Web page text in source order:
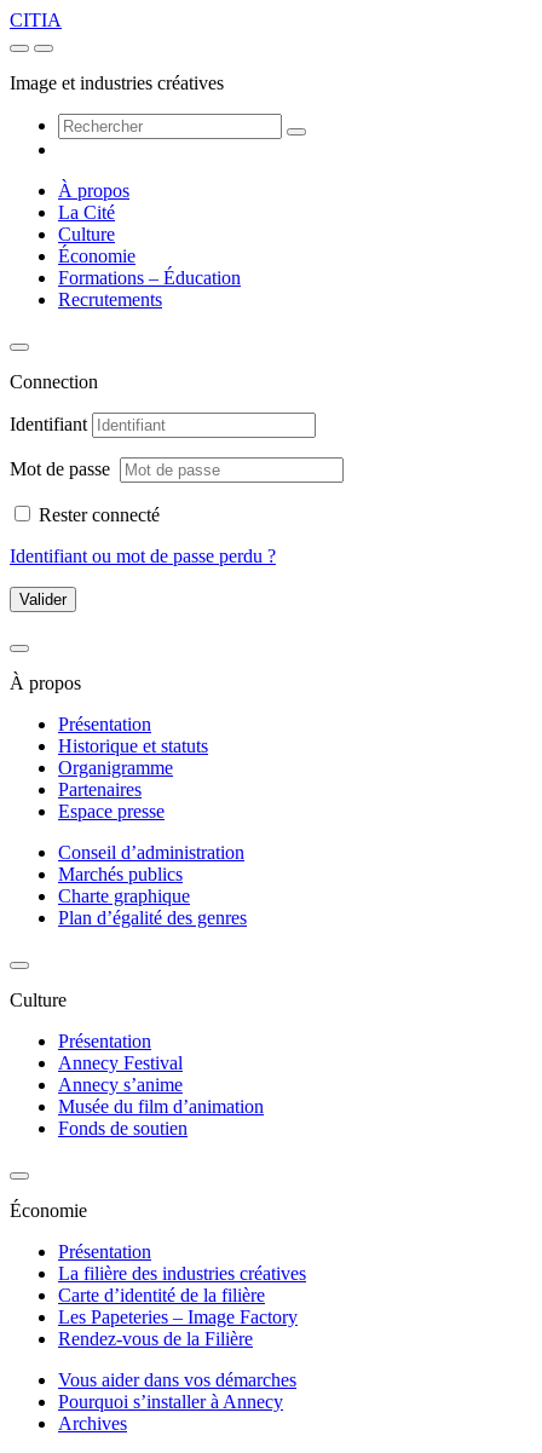
CITIA
Image et industries créatives
À propos
La Cité
Culture
Économie
Formations – Éducation
Recrutements
Connection
Identifiant
Mot de passe
Rester connecté
Identifiant ou mot de passe perdu ?
Valider
À propos
Présentation
Historique et statuts
Organigramme
Partenaires
Espace presse
Conseil d’administration
Marchés publics
Charte graphique
Plan d’égalité des genres
Culture
Présentation
Annecy Festival
Annecy s’anime
Musée du film d’animation
Fonds de soutien
Économie
Présentation
La filière des industries créatives
Carte d’identité de la filière
Les Papeteries – Image Factory
Rendez-vous de la Filière
Vous aider dans vos démarches
Pourquoi s’installer à Annecy
Archives